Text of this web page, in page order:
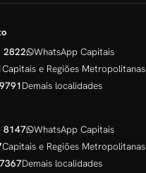
2822
WhatsApp Capitais
Capitais e Regiões Metropolitanas
Demais localidades
8147
WhatsApp Capitais
Capitais e Regiões Metropolitanas
Demais localidades